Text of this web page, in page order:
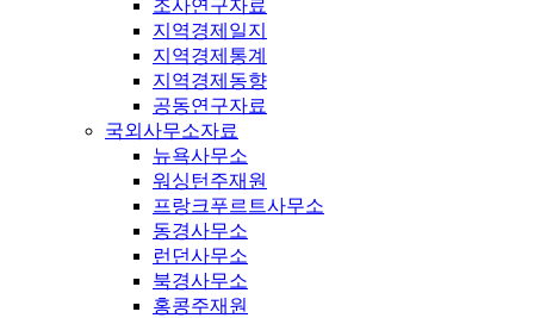
조사연구자료
지역경제일지
지역경제통계
지역경제동향
공동연구자료
국외사무소자료
뉴욕사무소
워싱턴주재원
프랑크푸르트사무소
동경사무소
런던사무소
북경사무소
홍콩주재원